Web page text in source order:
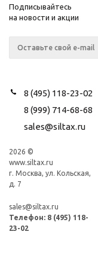
Подписывайтесь
на новости и акции
8 (495) 118-23-02
8 (999) 714-68-68
sales@siltax.ru
2026 ©
www.siltax.ru
г. Москва, ул. Кольская,
д. 7
sales@siltax.ru
Телефон: 8 (495) 118-
23-02